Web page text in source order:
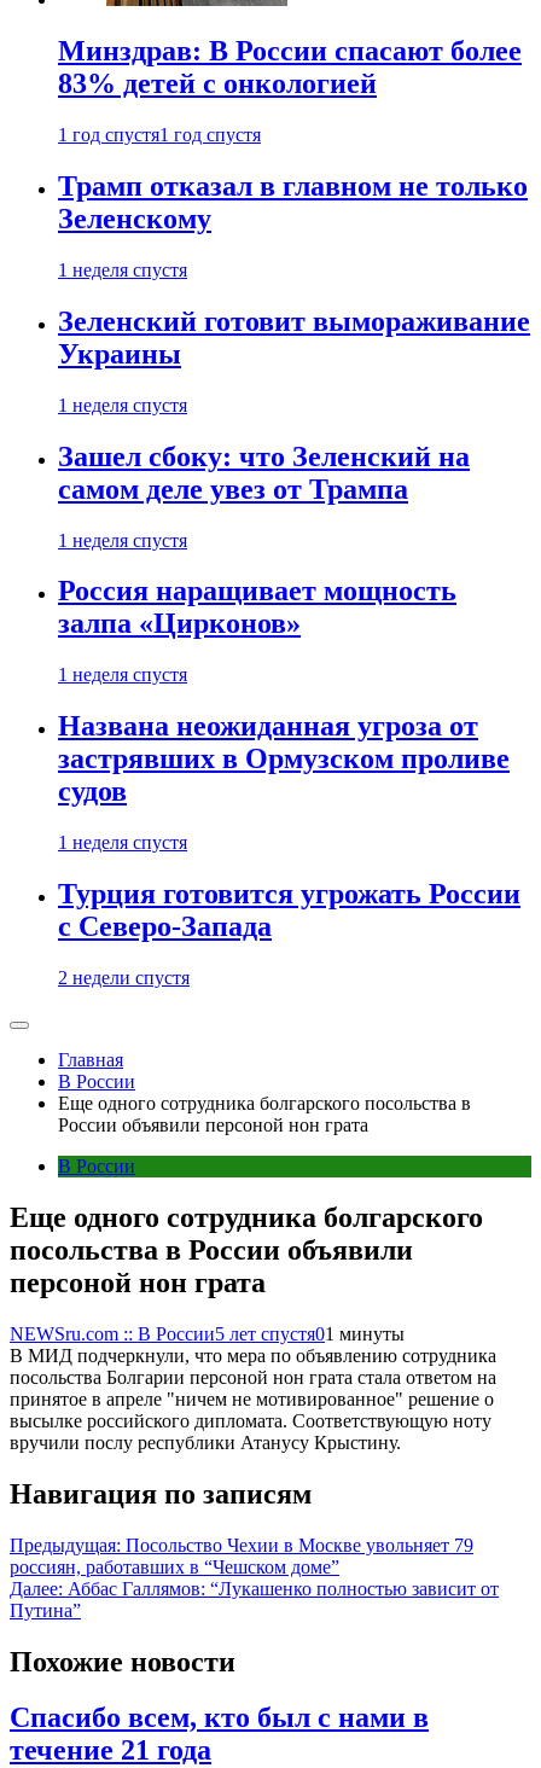
Минздрав: В России спасают более
83% детей с онкологией
1 год спустя1 год спустя
Трамп отказал в главном не только
Зеленскому
1 неделя спустя
Зеленский готовит вымораживание
Украины
1 неделя спустя
Зашел сбоку: что Зеленский на
самом деле увез от Трампа
1 неделя спустя
Россия наращивает мощность
залпа «Цирконов»
1 неделя спустя
Названа неожиданная угроза от
застрявших в Ормузском проливе
судов
1 неделя спустя
Турция готовится угрожать России
с Северо-Запада
2 недели спустя
Главная
В России
Еще одного сотрудника болгарского посольства в
России объявили персоной нон грата
В России
Еще одного сотрудника болгарского
посольства в России объявили
персоной нон грата
NEWSru.com :: В России5 лет спустя01 минуты
В МИД подчеркнули, что мера по объявлению сотрудника
посольства Болгарии персоной нон грата стала ответом на
принятое в апреле "ничем не мотивированное" решение о
высылке российского дипломата. Соответствующую ноту
вручили послу республики Атанусу Крыстину.
Навигация по записям
Предыдущая: Посольство Чехии в Москве увольняет 79
россиян, работавших в “Чешском доме”
Далее: Аббас Галлямов: “Лукашенко полностью зависит от
Путина”
Похожие новости
Спасибо всем, кто был с нами в
течение 21 года